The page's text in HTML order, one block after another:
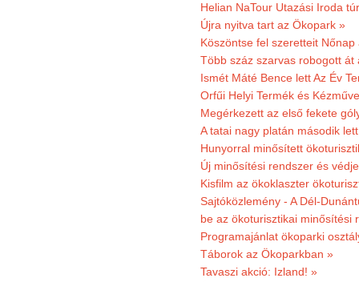
Helian NaTour Utazási Iroda
Újra nyitva tart az Ökopark »
Köszöntse fel szeretteit
Több száz szarvas robogott át
Ismét Máté Bence lett Az Év
Orfűi Helyi Termék és
Megérkezett az első fekete
A tatai nagy platán második
Hunyorral minősített
Új minősítési rendszer és
Kisfilm az ökoklaszter
Sajtóközlemény - A Dél-
be az ökoturisztikai minősítési
Programajánlat ökoparki
Táborok az Ökoparkban »
Tavaszi akció: Izland! »